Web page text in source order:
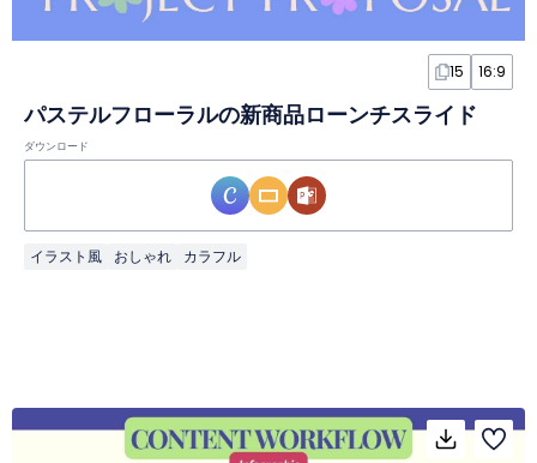
15 16:9
パステルフローラルの新商品ローンチスライド
ダウンロード
イラスト風 おしゃれ カラフル